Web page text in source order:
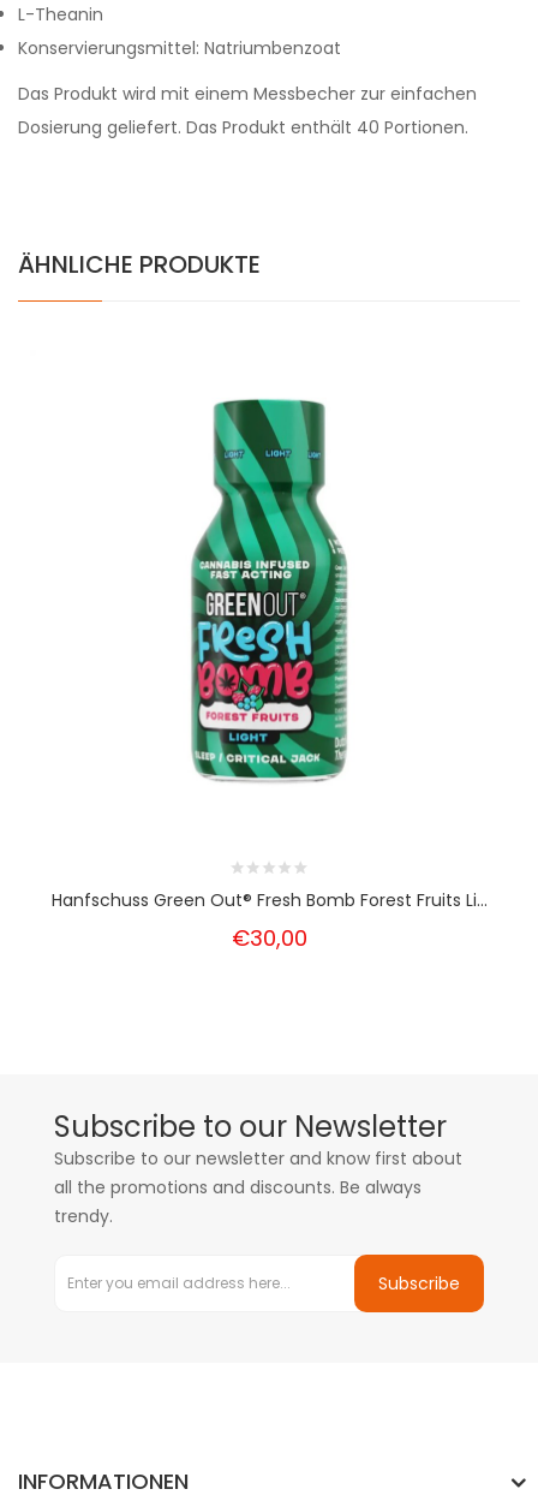
L-Theanin
Konservierungsmittel: Natriumbenzoat
Das Produkt wird mit einem Messbecher zur einfachen
Dosierung geliefert. Das Produkt enthält 40 Portionen.
ÄHNLICHE PRODUKTE
Hanfschuss Green Out® Fresh Bomb Forest Fruits Li...
€30,00
Subscribe to our Newsletter
Subscribe to our newsletter and know first about
all the promotions and discounts. Be always
trendy.
Subscribe
INFORMATIONEN